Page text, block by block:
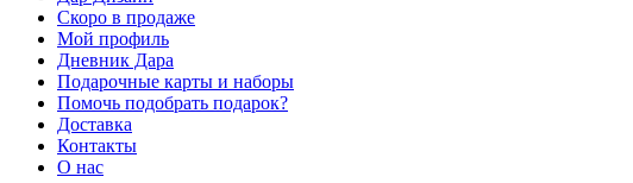
Скоро в продаже
Мой профиль
Дневник Дара
Подарочные карты и наборы
Помочь подобрать подарок?
Доставка
Контакты
О нас